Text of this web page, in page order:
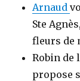
Arnaud
Ste
fleurs de
Robin de
propose